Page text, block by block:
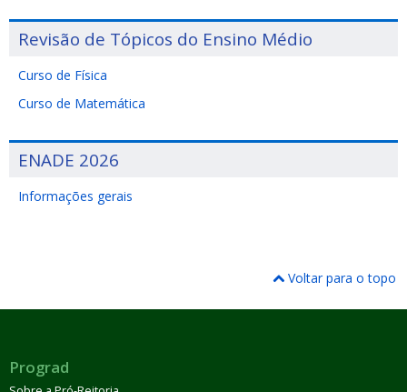
Revisão de Tópicos do Ensino Médio
Curso de Física
Curso de Matemática
ENADE 2026
Informações gerais
Voltar para o topo
Prograd